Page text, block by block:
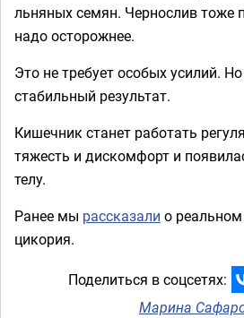
льняных семян. Чернослив тоже
надо осторожнее.
Это не требует особых усилий.
стабильный результат.
Кишечник станет работать
тяжесть и дискомфорт и
телу.
Ранее мы рассказали о
цикория.
Поделиться в соцсетях:
Марина